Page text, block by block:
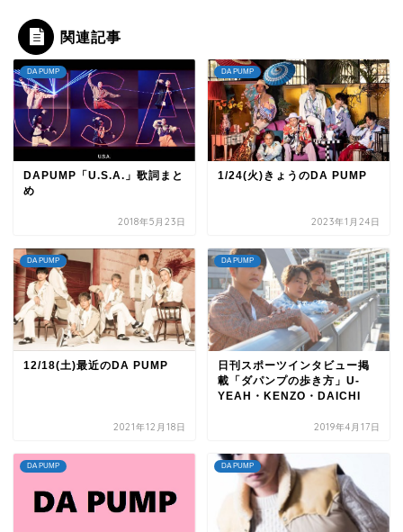
関連記事
DA PUMP
DAPUMP「U.S.A.」歌詞まと
め
2018年5月23日
DA PUMP
1/24(火)きょうのDA PUMP
2023年1月24日
DA PUMP
12/18(土)最近のDA PUMP
2021年12月18日
DA PUMP
日刊スポーツインタビュー掲
載「ダパンプの歩き方」U-
YEAH・KENZO・DAICHI
2019年4月17日
DA PUMP DA PUMP